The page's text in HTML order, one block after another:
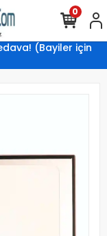
(Bayiler için
0